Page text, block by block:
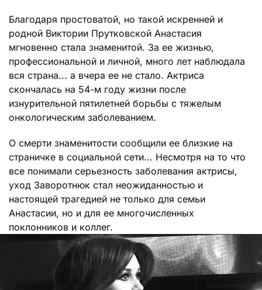
Благодаря простоватой, но такой искренней и
родной Виктории Прутковской Анастасия
мгновенно стала знаменитой. За ее жизнью,
профессиональной и личной, много лет наблюдала
вся страна... а вчера ее не стало. Актриса
скончалась на 54-м году жизни после
изнурительной пятилетней борьбы с тяжелым
онкологическим заболеванием.
О смерти знаменитости сообщили ее близкие на
страничке в социальной сети... Несмотря на то что
все понимали серьезность заболевания актрисы,
уход Заворотнюк стал неожиданностью и
настоящей трагедией не только для семьи
Анастасии, но и для ее многочисленных
поклонников и коллег.